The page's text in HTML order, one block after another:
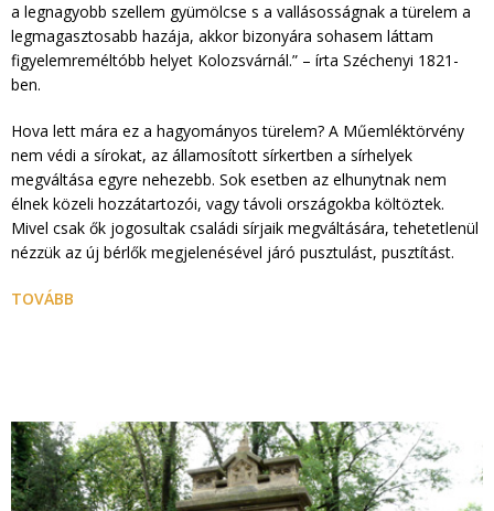
a legnagyobb szellem gyümölcse s a vallásosságnak a türelem a
legmagasztosabb hazája, akkor bizonyára sohasem láttam
figyelemreméltóbb helyet Kolozsvárnál.” – írta Széchenyi 1821-
ben.
Hova lett mára ez a hagyományos türelem? A Műemléktörvény
nem védi a sírokat, az államosított sírkertben a sírhelyek
megváltása egyre nehezebb. Sok esetben az elhunytnak nem
élnek közeli hozzátartozói, vagy távoli országokba költöztek.
Mivel csak ők jogosultak családi sírjaik megváltására, tehetetlenül
nézzük az új bérlők megjelenésével járó pusztulást, pusztítást.
TOVÁBB